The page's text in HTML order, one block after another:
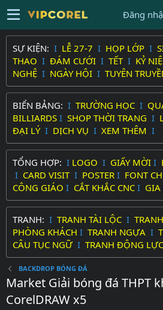
Đăng
SỰ KIỆN: I LỄ 27-7 I HỌP LỚP I
THAO I ĐÁM CƯỚI I TẾT I KỶ
NGHỆ I NGÀY HỘI I TUYÊN
BIỂN BẢNG: I TRƯỜNG HỌC I
BILLIARDS I SHOP THỜI TRANG I
ĐẠI LÝ I DỊCH VỤ I XEM THÊM I
TỔNG HỢP: I LOGO I GIẤY MỜI I
I CARD VISIT I POSTER I FONT
CÔNG GIÁO I CẮT KHẮC CNC I GIA
TRANH: I TRANH TÀI LỘC I
PHÒNG KHÁCH I TRANH NGỰA I
CÂU TỤC NGỮ I TRANH ĐỘNG LỰC
BACKDROP BÓNG ĐÁ
Market Giải bóng đá THPT
CorelDRAW x5